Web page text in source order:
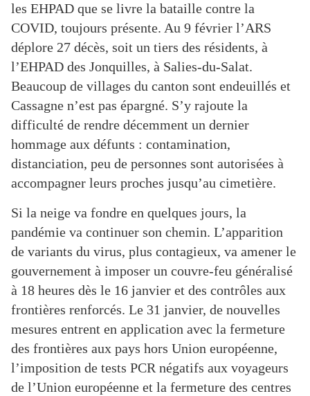
les EHPAD que se livre la bataille contre la
COVID, toujours présente. Au 9 février l’ARS
déplore 27 décès, soit un tiers des résidents, à
l’EHPAD des Jonquilles, à Salies-du-Salat.
Beaucoup de villages du canton sont endeuillés et
Cassagne n’est pas épargné. S’y rajoute la
difficulté de rendre décemment un dernier
hommage aux défunts : contamination,
distanciation, peu de personnes sont autorisées à
accompagner leurs proches jusqu’au cimetière.
Si la neige va fondre en quelques jours, la
pandémie va continuer son chemin. L’apparition
de variants du virus, plus contagieux, va amener le
gouvernement à imposer un couvre-feu généralisé
à 18 heures dès le 16 janvier et des contrôles aux
frontières renforcés. Le 31 janvier, de nouvelles
mesures entrent en application avec la fermeture
des frontières aux pays hors Union européenne,
l’imposition de tests PCR négatifs aux voyageurs
de l’Union européenne et la fermeture des centres